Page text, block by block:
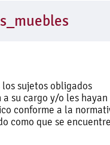
sujetos obligados
su cargo y/o les hayan
conforme a la
como que se